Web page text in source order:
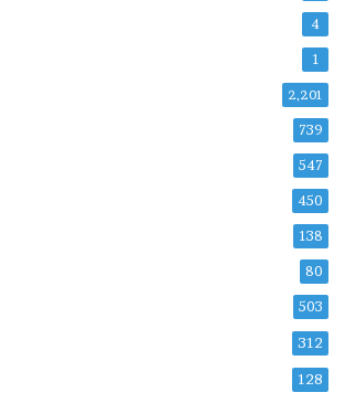
4
1
2,201
739
547
450
138
80
503
312
128